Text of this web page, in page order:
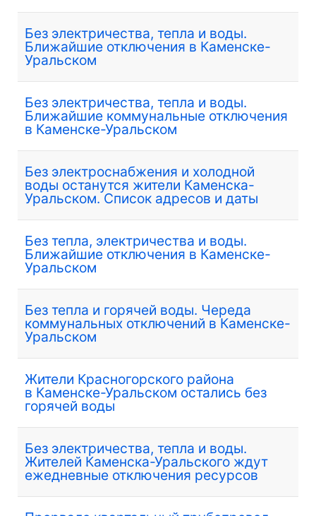
Без электричества, тепла и воды.
Ближайшие отключения в Каменске-
Уральском
Без электричества, тепла и воды.
Ближайшие коммунальные отключения
в Каменске-Уральском
Без электроснабжения и холодной
воды останутся жители Каменска-
Уральском. Список адресов и даты
Без тепла, электричества и воды.
Ближайшие отключения в Каменске-
Уральском
Без тепла и горячей воды. Череда
коммунальных отключений в Каменске-
Уральском
Жители Красногорского района
в Каменске-Уральском остались без
горячей воды
Без электричества, тепла и воды.
Жителей Каменска-Уральского ждут
ежедневные отключения ресурсов